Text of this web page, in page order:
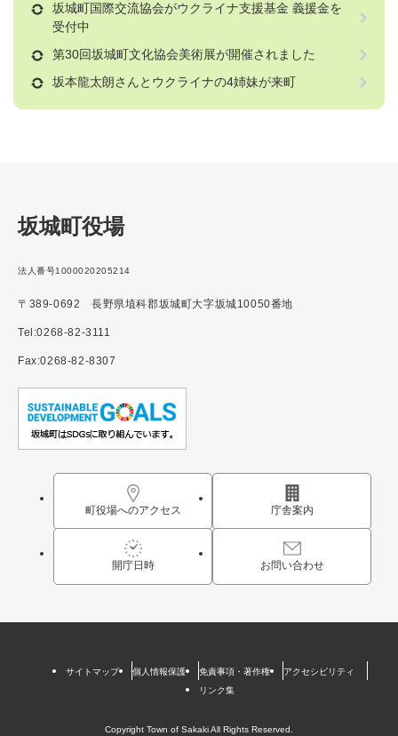
坂城町国際交流協会がウクライナ支援基金 義援金を
受付中
第30回坂城町文化協会美術展が開催されました
坂本龍太朗さんとウクライナの4姉妹が来町
坂城町役場
法人番号1000020205214
〒389-0692 長野県埴科郡坂城町大字坂城10050番地
Tel:0268-82-3111
Fax:0268-82-8307
町役場へのアクセス 庁舎案内
開庁日時 お問い合わせ
サイトマップ 個人情報保護 免責事項・著作権
アクセシビリティ
リンク集
Copyright Town of Sakaki All Rights Reserved.